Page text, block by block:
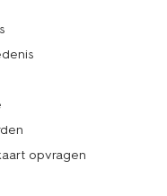
opvragen